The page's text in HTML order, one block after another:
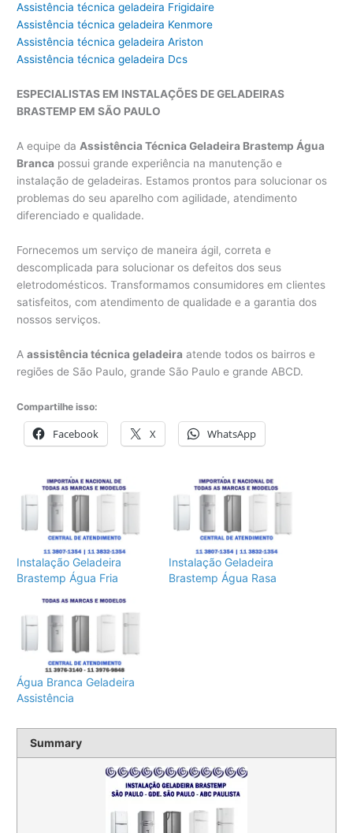
Assistência técnica geladeira Frigidaire
Assistência técnica geladeira Kenmore
Assistência técnica geladeira Ariston
Assistência técnica geladeira Dcs
ESPECIALISTAS EM INSTALAÇÕES DE GELADEIRAS
BRASTEMP EM SÃO PAULO
A equipe da Assistência Técnica Geladeira Brastemp Água
Branca possui grande experiência na manutenção e
instalação de geladeiras. Estamos prontos para solucionar os
problemas do seu aparelho com agilidade, atendimento
diferenciado e qualidade.
Fornecemos um serviço de maneira ágil, correta e
descomplicada para solucionar os defeitos dos seus
eletrodomésticos. Transformamos consumidores em clientes
satisfeitos, com atendimento de qualidade e a garantia dos
nossos serviços.
Aassistência técnica geladeira atende todos os bairros e
regiões de São Paulo, grande São Paulo e grande ABCD.
Compartilhe isso:
Facebook X WhatsApp
Instalação Geladeira
Brastemp Água Fria
Instalação Geladeira
Brastemp Água Rasa
Água Branca Geladeira
Assistência
Summary